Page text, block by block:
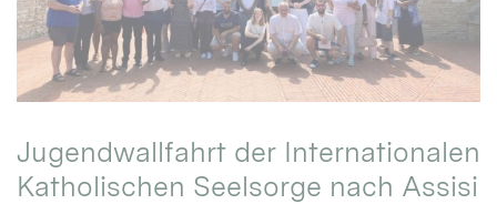
Jugendwallfahrt der Internationalen
Katholischen Seelsorge nach Assisi